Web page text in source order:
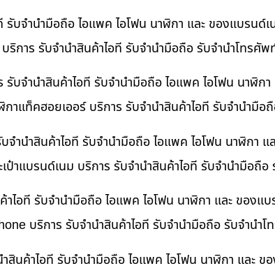
รับจำนำมือถือ ไอแพค ไอโฟน นาฬิกา และ ของแบรนด์
การ รับจำนำสินค้าไอที รับจำนำมือถือ รับจำนำโทรศั
บจำนำสินค้าไอที รับจำนำมือถือ ไอแพค ไอโฟน นาฬิก
าแท็คฮอยเออร์ บริการ รับจำนำสินค้าไอที รับจำนำมื
จำนำสินค้าไอที รับจำนำมือถือ ไอแพค ไอโฟน นาฬิกา
ป๋าแบรนด์เนม บริการ รับจำนำสินค้าไอที รับจำนำมือถื
ไอที รับจำนำมือถือ ไอแพค ไอโฟน นาฬิกา และ ของแ
บริการ รับจำนำสินค้าไอที รับจำนำมือถือ รับจำนำ
สินค้าไอที รับจำนำมือถือ ไอแพค ไอโฟน นาฬิกา และ ข